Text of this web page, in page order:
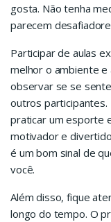
gosta. Não tenha
parecem
Participar de aulas
melhor o ambiente e
observar se se
outros participantes.
praticar um esporte
motivador e
é um bom sinal de
você.
Além disso, fique
longo do tempo. O